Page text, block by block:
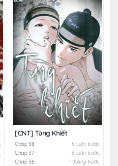
[CNT] Tùng Khiết
Chap 38
3 tuần trước
Chap 37
3 tuần trước
Chap 36
1 tháng trước